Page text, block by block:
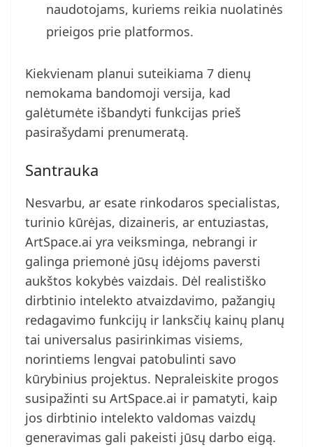
naudotojams, kuriems reikia nuolatinės
prieigos prie platformos.
Kiekvienam planui suteikiama 7 dienų
nemokama bandomoji versija, kad
galėtumėte išbandyti funkcijas prieš
pasirašydami prenumeratą.
Santrauka
Nesvarbu, ar esate rinkodaros specialistas,
turinio kūrėjas, dizaineris, ar entuziastas,
ArtSpace.ai yra veiksminga, nebrangi ir
galinga priemonė jūsų idėjoms paversti
aukštos kokybės vaizdais. Dėl realistiško
dirbtinio intelekto atvaizdavimo, pažangių
redagavimo funkcijų ir lanksčių kainų planų
tai universalus pasirinkimas visiems,
norintiems lengvai patobulinti savo
kūrybinius projektus. Nepraleiskite progos
susipažinti su ArtSpace.ai ir pamatyti, kaip
jos dirbtinio intelekto valdomas vaizdų
generavimas gali pakeisti jūsų darbo eigą.